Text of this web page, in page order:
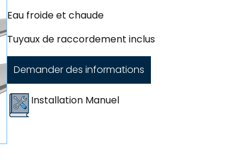
Eau froide et chaude
Tuyaux de raccordement inclus
Demander des informations
Installation Manuel